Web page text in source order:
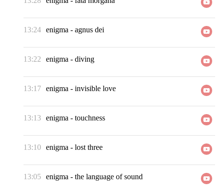
13:24 enigma - agnus dei
13:22 enigma - diving
13:17 enigma - invisible love
13:13 enigma - touchness
13:10 enigma - lost three
13:05 enigma - the language of sound